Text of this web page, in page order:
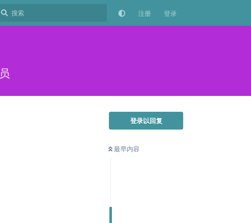
注册 登录
登录以回复
最早内容